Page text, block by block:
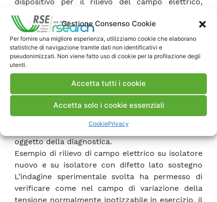
Gestione Consenso Cookie
Per fornire una migliore esperienza, utilizziamo cookie che elaborano
statistiche di navigazione tramite dati non identificativi e
pseudonimizzati. Non viene fatto uso di cookie per la profilazione degli
utenti.
Accetta tutti i cookie
Accetta solo i cookie essenziali
CookiePrivacy
dispositivo per il rilievo del campo elettrico,
montato su di un asta isolante universale per
manutenzione sotto tensione, è stato
movimentato lungo gli isolatori mediante un
dispositivo appositamente realizzato. Sono state
considerati sia isolatori nuovi che isolatori con
simulazione di difetti conduttivi di differenti
lunghezze e differentemente posizionati
sull’isolatore. Il metodo diagnostico consente
infatti l’individuazione di difetti mediante il
confronto del profilo del campo elettrico rilevato
in assenza di difetti con quello dell’isolatore
oggetto della diagnostica.
Esempio di rilievo di campo elettrico su isolatore
nuovo e su isolatore con difetto lato sostegno
L’indagine sperimentale svolta ha permesso di
verificare come nel campo di variazione della
tensione normalmente ipotizzabile in esercizio, il